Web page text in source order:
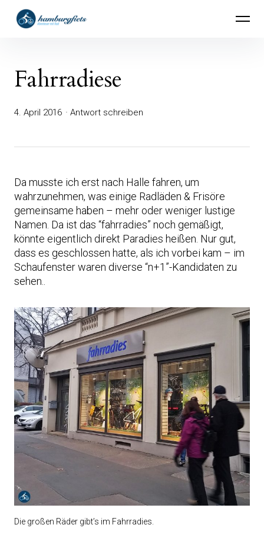
überspringen
hamburgfiets – Abenteuer mit Rad
Fahrradiese
4. April 2016 Antwort schreiben
Da musste ich erst nach Halle fahren, um
wahrzunehmen, was einige Radläden & Frisöre
gemeinsame haben – mehr oder weniger lustige
Namen. Da ist das “fahrradies” noch gemäßigt,
könnte eigentlich direkt Paradies heißen. Nur gut,
dass es geschlossen hatte, als ich vorbei kam – im
Schaufenster waren diverse “n+1”-Kandidaten zu
sehen..
Die großen Räder gibt’s im Fahrradies.